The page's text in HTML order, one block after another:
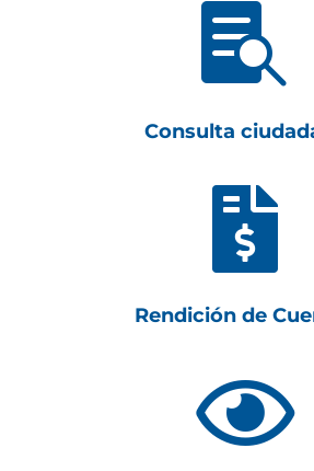

Consulta

Rendición de
